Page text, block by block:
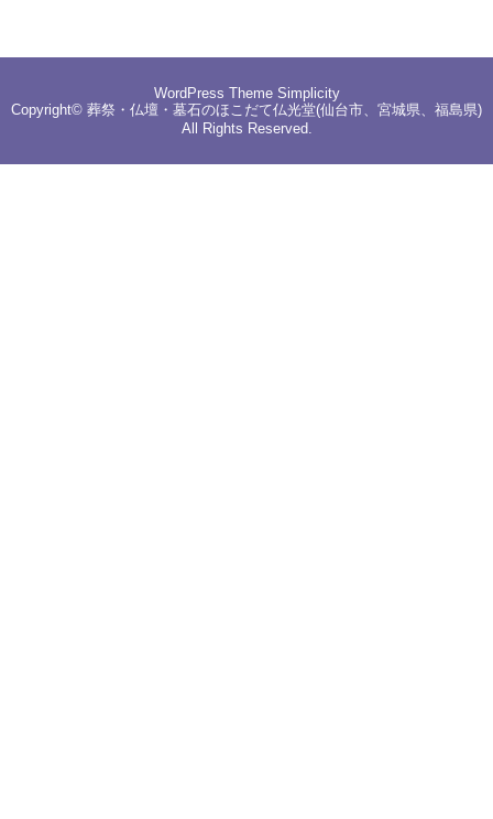
WordPress Theme Simplicity
Copyright© 葬祭・仏壇・墓石のほこだて仏光堂(仙台市、宮城県、福島県)
All Rights Reserved.